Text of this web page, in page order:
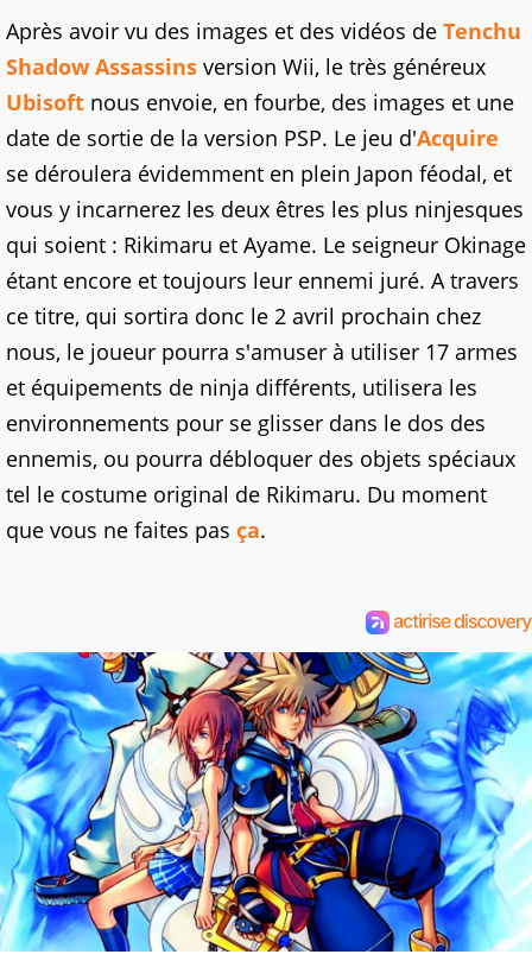
Après avoir vu des images et des vidéos de Tenchu
Shadow Assassins version Wii, le très généreux
Ubisoft nous envoie, en fourbe, des images et une
date de sortie de la version PSP. Le jeu d'Acquire
se déroulera évidemment en plein Japon féodal, et
vous y incarnerez les deux êtres les plus ninjesques
qui soient : Rikimaru et Ayame. Le seigneur Okinage
étant encore et toujours leur ennemi juré. A travers
ce titre, qui sortira donc le 2 avril prochain chez
nous, le joueur pourra s'amuser à utiliser 17 armes
et équipements de ninja différents, utilisera les
environnements pour se glisser dans le dos des
ennemis, ou pourra débloquer des objets spéciaux
tel le costume original de Rikimaru. Du moment
que vous ne faites pas ça.